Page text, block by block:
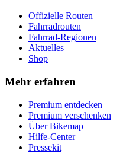
Offizielle Routen
Fahrradrouten
Fahrrad-Regionen
Aktuelles
Shop
Mehr erfahren
Premium entdecken
Premium verschenken
Über Bikemap
Hilfe-Center
Pressekit